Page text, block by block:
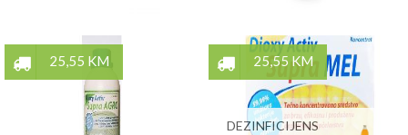
25,55 KM 25,55 KM
DEZINFICIJENS